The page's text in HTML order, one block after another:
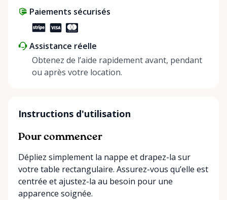
Paiements sécurisés
Assistance réelle
Obtenez de l’aide rapidement avant, pendant
ou après votre location.
Instructions d'utilisation
Pour commencer
Dépliez simplement la nappe et drapez-la sur
votre table rectangulaire. Assurez-vous qu’elle est
centrée et ajustez-la au besoin pour une
apparence soignée.